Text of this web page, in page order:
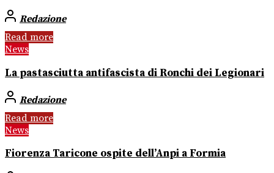
Redazione
Read more
News
La pastasciutta antifascista di Ronchi dei Legionari
Redazione
Read more
News
Fiorenza Taricone ospite dell’Anpi a Formia